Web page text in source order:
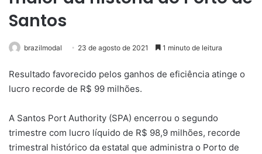
Santos
brazilmodal 23 de agosto de 2021 1 minuto de leitura
Resultado favorecido pelos ganhos de eficiência atinge o
lucro recorde de R$ 99 milhões.
A Santos Port Authority (SPA) encerrou o segundo
trimestre com lucro líquido de R$ 98,9 milhões, recorde
trimestral histórico da estatal que administra o Porto de